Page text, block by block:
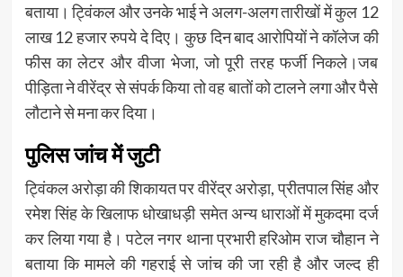
बताया। ट्विंकल और उनके भाई ने अलग-अलग तारीखों में कुल 12
लाख 12 हजार रुपये दे दिए। कुछ दिन बाद आरोपियों ने कॉलेज की
फीस का लेटर और वीजा भेजा, जो पूरी तरह फर्जी निकले।जब
पीड़िता ने वीरेंद्र से संपर्क किया तो वह बातों को टालने लगा और पैसे
लौटाने से मना कर दिया।
पुलिस जांच में जुटी
ट्विंकल अरोड़ा की शिकायत पर वीरेंद्र अरोड़ा, प्रीतपाल सिंह और
रमेश सिंह के खिलाफ धोखाधड़ी समेत अन्य धाराओं में मुकदमा दर्ज
कर लिया गया है। पटेल नगर थाना प्रभारी हरिओम राज चौहान ने
बताया कि मामले की गहराई से जांच की जा रही है और जल्द ही